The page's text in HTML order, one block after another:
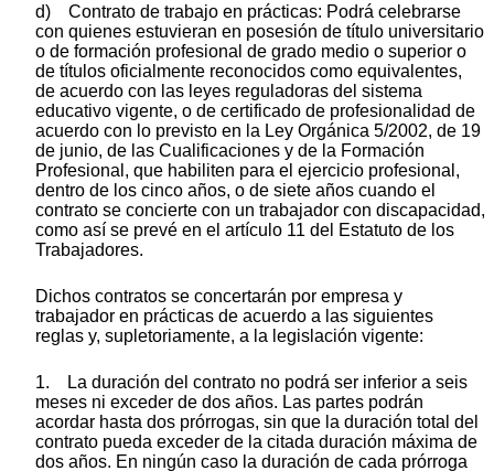
d) Contrato de trabajo en prácticas: Podrá celebrarse
con quienes estuvieran en posesión de título universitario
o de formación profesional de grado medio o superior o
de títulos oficialmente reconocidos como equivalentes,
de acuerdo con las leyes reguladoras del sistema
educativo vigente, o de certificado de profesionalidad de
acuerdo con lo previsto en la Ley Orgánica 5/2002, de 19
de junio, de las Cualificaciones y de la Formación
Profesional, que habiliten para el ejercicio profesional,
dentro de los cinco años, o de siete años cuando el
contrato se concierte con un trabajador con discapacidad,
como así se prevé en el artículo 11 del Estatuto de los
Trabajadores.
Dichos contratos se concertarán por empresa y
trabajador en prácticas de acuerdo a las siguientes
reglas y, supletoriamente, a la legislación vigente:
1. La duración del contrato no podrá ser inferior a seis
meses ni exceder de dos años. Las partes podrán
acordar hasta dos prórrogas, sin que la duración total del
contrato pueda exceder de la citada duración máxima de
dos años. En ningún caso la duración de cada prórroga